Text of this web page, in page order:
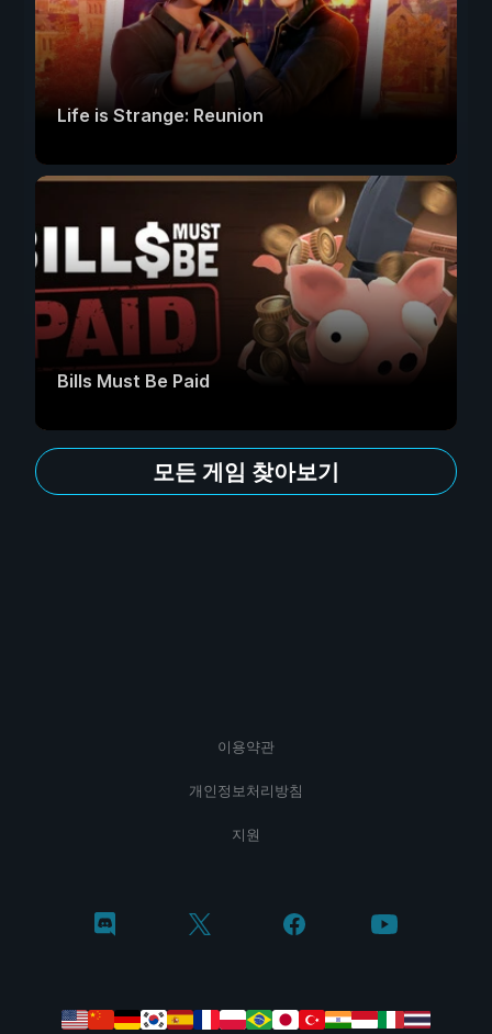
Life is Strange: Reunion
Bills Must Be Paid
모든 게임 찾아보기
이용약관
개인정보처리방침
지원